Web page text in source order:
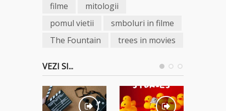
filme
mitologii
pomul vietii
smboluri in filme
The Fountain
trees in movies
VEZI SI...